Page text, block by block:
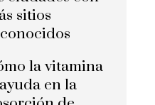
sitios
la vitamina
en la